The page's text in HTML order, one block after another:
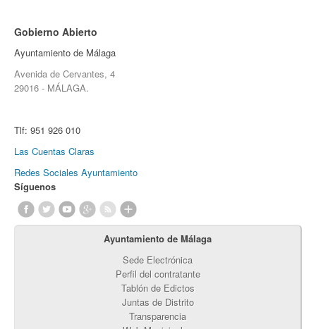
Gobierno Abierto
Ayuntamiento de Málaga
Avenida de Cervantes, 4
29016 - MÁLAGA.
Tlf: 951 926 010
Las Cuentas Claras
Redes Sociales Ayuntamiento
Síguenos
Ayuntamiento de Málaga
Sede Electrónica
Perfil del contratante
Tablón de Edictos
Juntas de Distrito
Transparencia